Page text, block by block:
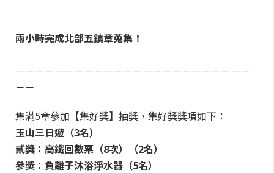
兩小時完成北部五鎮章蒐集！
－－－－－－－－－－－－－－－－－－－－－－－－
－－
集滿5章參加【集好獎】抽獎，集好獎獎項如下：
玉山三日遊（3名）
貳獎：高鐵回數票（8次）（2名）
參獎：負離子沐浴淨水器（5名）